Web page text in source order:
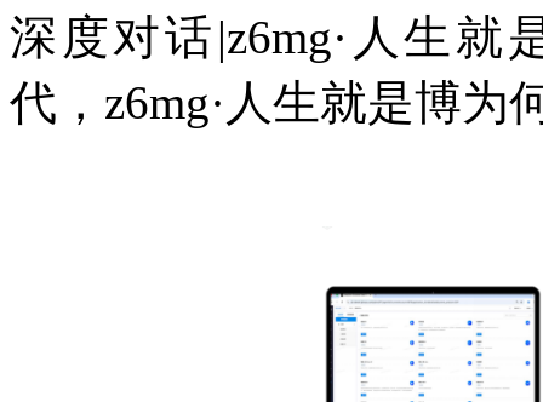
深度对话|z6mg·人生就
代，z6mg·人生就是博